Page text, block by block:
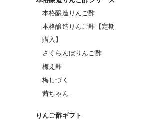
本格醸造りんご酢
本格醸造りんご酢【定期
購入】
さくらんぼりんご酢
梅え酢
梅しづく
茜ちゃん
りんご酢ギフト